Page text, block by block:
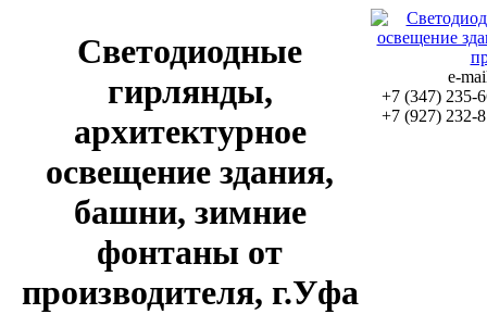
Светодиодные
гирлянды,
архитектурное
освещение здания,
башни, зимние
фонтаны от
производителя, г.Уфа
e-
+7 (347) 235-
+7 (927) 232-